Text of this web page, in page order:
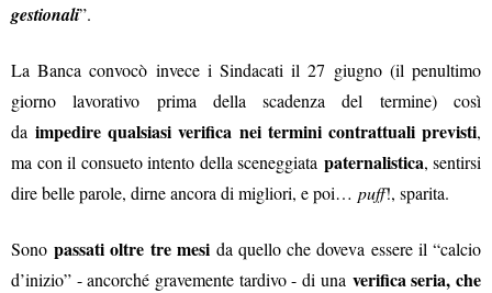
gestionali”.
La Banca convocò invece i Sindacati il 27 giugno (il penultimo
giorno lavorativo prima della scadenza del termine) così
daimpedire qualsiasi verifica nei termini contrattuali previsti,
ma con il consueto intento della sceneggiata paternalistica, sentirsi
dire belle parole, dirne ancora di migliori, e poi… puff!, sparita.
Sonopassati oltre tre mesida quello che doveva essere il “calcio
d’inizio” - ancorché gravemente tardivo - di una verifica seria, che